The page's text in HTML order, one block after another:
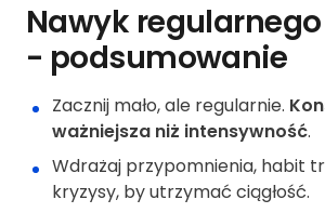
Nawyk
- podsumowanie
Zacznij mało, ale regularnie.
ważniejsza niż intensywność.
Wdrażaj przypomnienia, habit
kryzysy, by utrzymać ciągłość.